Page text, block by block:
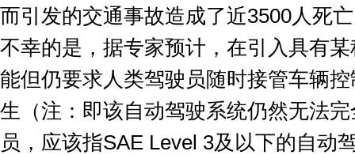
而引发的交通事故造成了近3500人死
不幸的是，据专家预计，在引入具有
能但仍要求人类驾驶员随时接管车辆
生（注：即该自动驾驶系统仍然无法
员，应该指SAE Level 3及以下的自动